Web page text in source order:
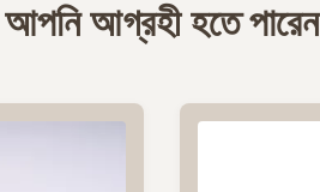
আপনি আগ্রহী হতে পারেন